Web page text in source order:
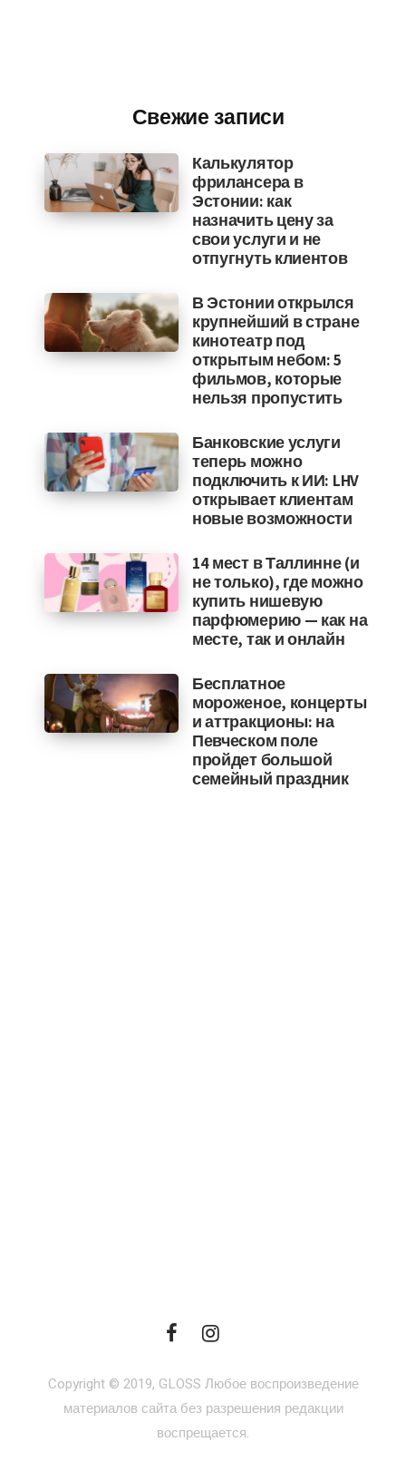
Свежие записи
Калькулятор
фрилансера в
Эстонии: как
назначить цену за
свои услуги и не
отпугнуть клиентов
В Эстонии открылся
крупнейший в стране
кинотеатр под
открытым небом: 5
фильмов, которые
нельзя пропустить
Банковские услуги
теперь можно
подключить к ИИ: LHV
открывает клиентам
новые возможности
14 мест в Таллинне (и
не только), где можно
купить нишевую
парфюмерию — как на
месте, так и онлайн
Бесплатное
мороженое, концерты
и аттракционы: на
Певческом поле
пройдет большой
семейный праздник
Copyright © 2019, GLOSS Любое воспроизведение
материалов сайта без разрешения редакции
воспрещается.